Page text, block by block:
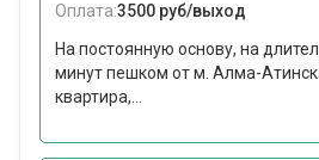
Оплата:3500 руб/выход
На постоянную основу, на
минут пешком от м. Алма-
квартира,...